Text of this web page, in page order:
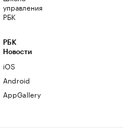
управления
РБК
РБК
Новости
iOS
Android
AppGallery